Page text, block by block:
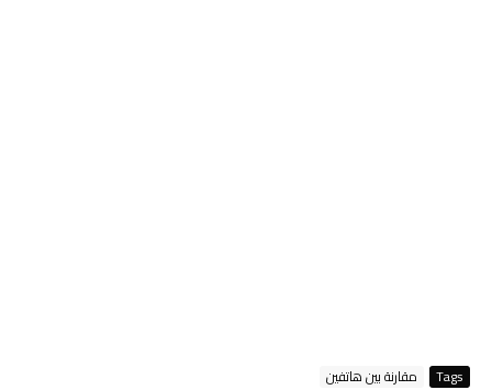
Tags مقارنة بين هاتفين